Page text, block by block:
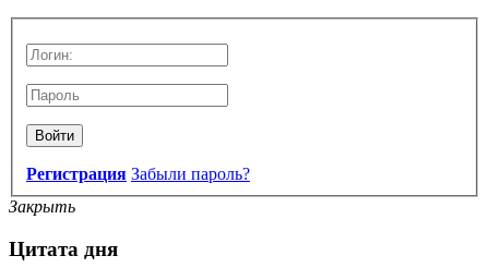
Войти
Регистрация Забыли пароль?
Закрыть
Цитата дня